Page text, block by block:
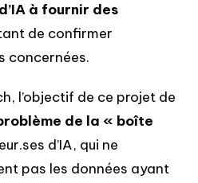
à fournir des
de confirmer
concernées.
l’objectif de ce projet de
de la « boîte
d’IA, qui ne
pas les données ayant